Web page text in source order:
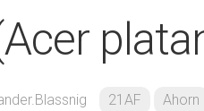
Ahorn
Birke
21AF Ahorn